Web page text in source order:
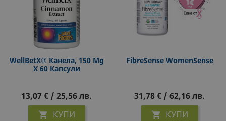
WellBetX® Канела, 150 Mg
Х 60 Капсули
13,07 € / 25,56 лв.
 КУПИ
FibreSense WomenSense
31,78 € / 62,16 лв.
 КУПИ